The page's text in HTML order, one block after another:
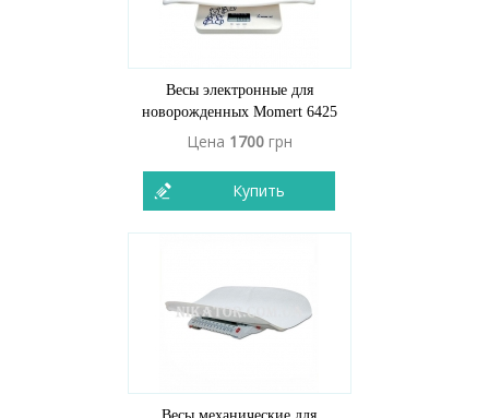
Весы электронные для
новорожденных Momert 6425
Цена 1700грн
Купить